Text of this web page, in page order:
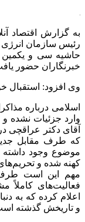
به گزارش اقتصاد
حاشیه سی و یکمین
خبرنگاران حضور
وی افزود: استقبال
اسلامی درباره
وارد جزئیات نشده
آقای دکتر عراقچی
که طرف مقابل
موضوع وجود داشته
کهنه شده و
مهم این است طرف
فعالیت‌های کاملاً
اعلام کرده که به
و تاریخش گذشته